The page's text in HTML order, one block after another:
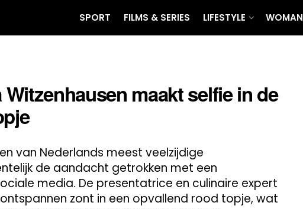
SPORT FILMS & SERIES LIFESTYLE WOMAN
maakt selfie in de
van Nederlands meest veelzijdige
de aandacht getrokken met een
media. De presentatrice en culinaire expert
zont in een opvallend rood topje, wat